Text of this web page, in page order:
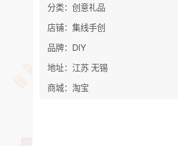
分类：创意礼品
店铺：集线手创
品牌：DIY
地址：江苏 无锡
商城：淘宝